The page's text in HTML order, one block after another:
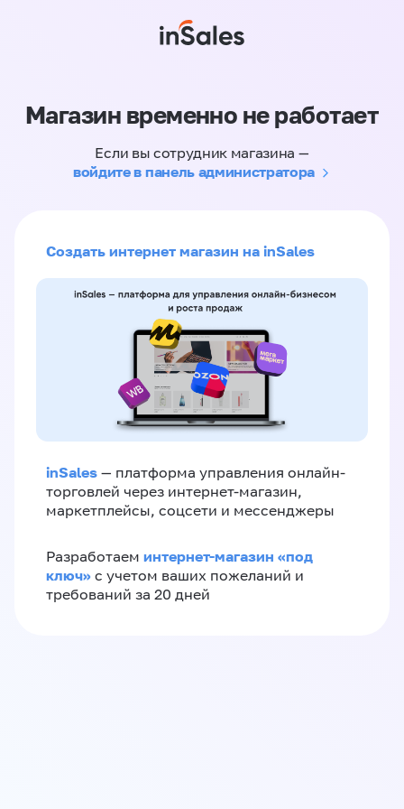
Магазин временно не работает
Если вы сотрудник магазина —
войдите в панель администратора
Создать интернет магазин на inSales
inSales — платформа управления онлайн-
торговлей через интернет-магазин,
маркетплейсы, соцсети и мессенджеры
Разработаем интернет-магазин «‎под
ключ»‎ с учетом ваших пожеланий и
требований за 20 дней